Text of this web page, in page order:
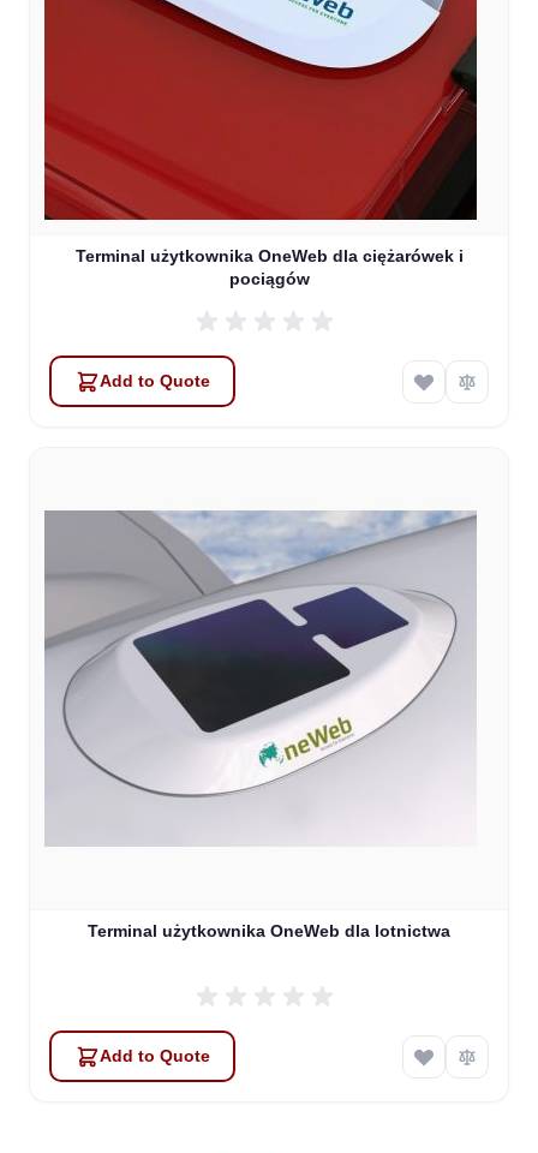
Terminal użytkownika OneWeb dla ciężarówek i
pociągów
Add to Quote
Terminal użytkownika OneWeb dla lotnictwa
Add to Quote
Online — typically replies instantly